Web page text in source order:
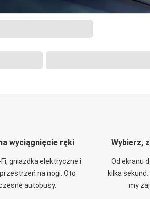
wyciągnięcie ręki
Fi, gniazdka elektryczne i
na nogi. Oto
autobusy.
Wybierz,
Od ekranu
kilka
my